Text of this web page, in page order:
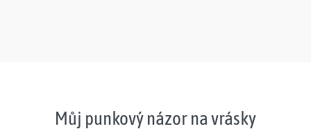
Můj punkový názor na vrásky